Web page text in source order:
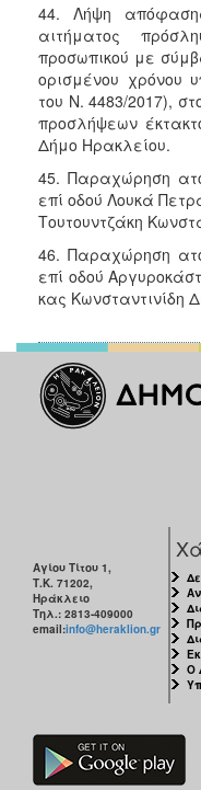
44. Λήψη
αιτήματος
προσωπικού με
ορισμένου χρόνου
του Ν. 4483/2017),
προσλήψεων
Δήμο Ηρακλείου.
45. Παραχώρηση
επί οδού Λουκά
Τουτουντζάκη
46. Παραχώρηση
επί οδού
κας Κωνσταντινίδη
Αγίου Τίτου 1,
Τ.Κ. 71202,
Ηράκλειο
Τηλ.: 2813-409000
email:info@heraklion.gr
Ο